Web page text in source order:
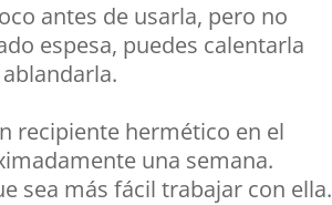
antes de usarla, pero no
espesa, puedes calentarla
recipiente hermético en el
una semana.
sea más fácil trabajar con ella.